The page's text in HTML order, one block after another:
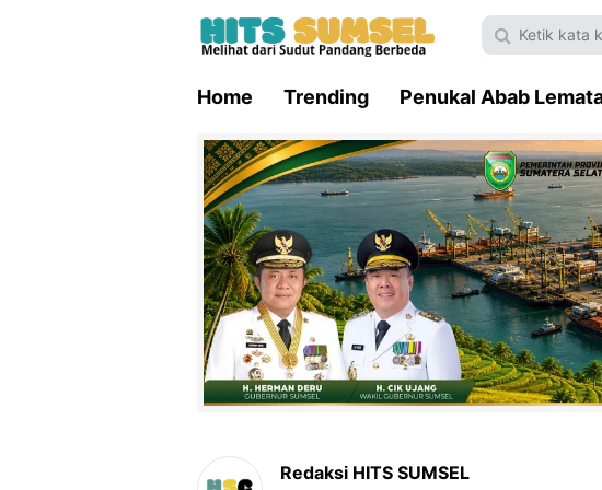
Home Trending Penukal Abab
Redaksi HITS SUMSEL